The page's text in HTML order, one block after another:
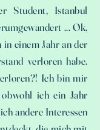
Student, Istanbul
... Ok,
in einem Jahr an der
verloren habe.
Ich bin mir
ich ein Jahr
andere Interessen